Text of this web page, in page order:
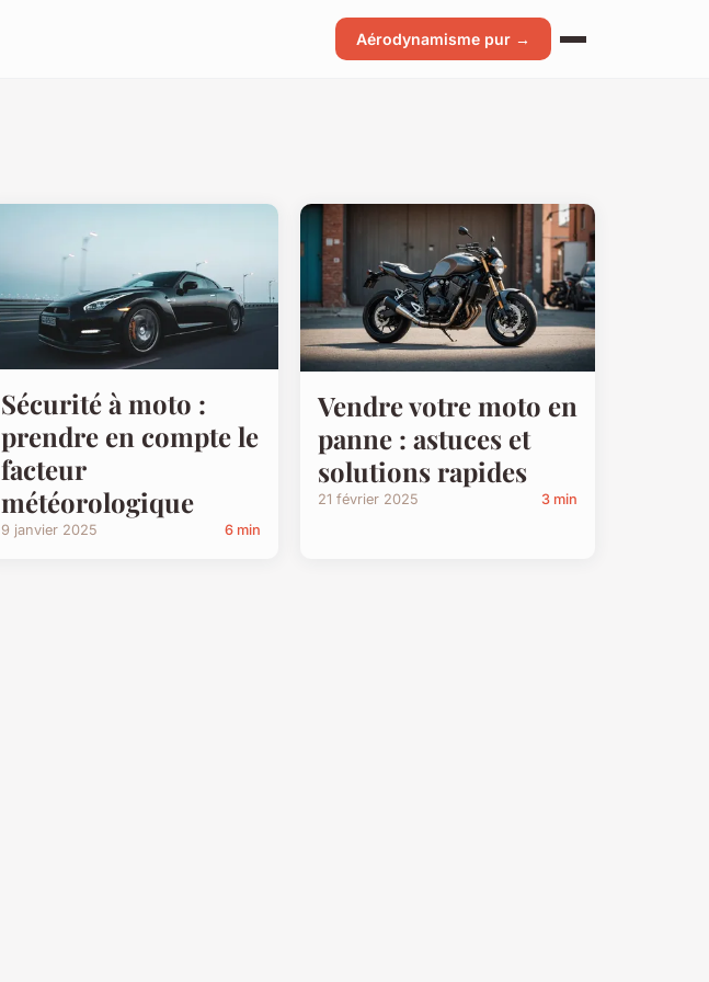
Aérodynamisme pur →
Sécurité à moto :
prendre en compte le
facteur
météorologique
9 janvier 2025 6 min
Vendre votre moto en
panne : astuces et
solutions rapides
21 février 2025 3 min